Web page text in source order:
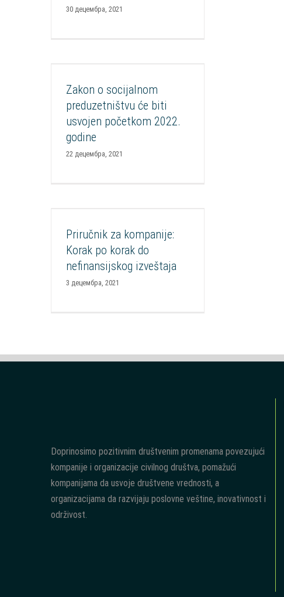
30 децембра, 2021
početkom 2022. godine
Mediateka Video
Zakon o socijalnom
preduzetništvu će biti
usvojen početkom 2022.
godine
22 децембра, 2021
izveštaja
Aktuelnosti Publikacije
Priručnik za kompanije:
Korak po korak do
nefinansijskog izveštaja
3 децембра, 2021
Doprinosimo pozitivnim društvenim promenama povezujući
kompanije i organizacije civilnog društva, pomažući
kompanijama da usvoje društvene vrednosti, a
organizacijama da razvijaju poslovne veštine, inovativnost i
održivost.